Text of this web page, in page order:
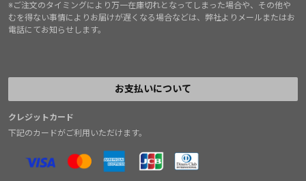
※ご注文のタイミングにより万一在庫切れとなってしまった場合や、その他や
むを得ない事情によりお届けが遅くなる場合などは、弊社よりメールまたはお
電話にてお知らせします。
お支払いについて
クレジットカード
下記のカードがご利用いただけます。